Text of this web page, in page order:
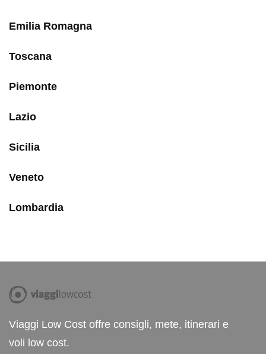
Emilia Romagna
Toscana
Piemonte
Lazio
Sicilia
Veneto
Lombardia
Viaggi Low Cost offre consigli, mete, itinerari e
voli low cost.